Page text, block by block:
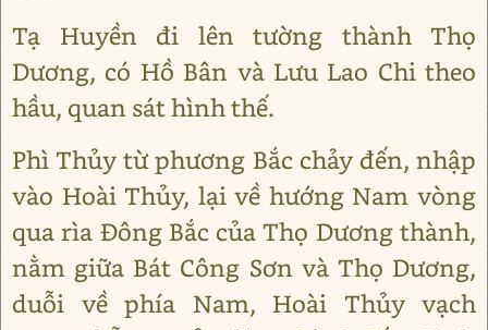
Tạ Huyền đi lên tường thành Thọ
Dương, có Hồ Bân và Lưu Lao Chi theo
hầu, quan sát hình thế.
Phì Thủy từ phương Bắc chảy đến, nhập
vào Hoài Thủy, lại về hướng Nam vòng
qua rìa Đông Bắc của Thọ Dương thành,
nằm giữa Bát Công Sơn và Thọ Dương,
duỗi về phía Nam, Hoài Thủy vạch